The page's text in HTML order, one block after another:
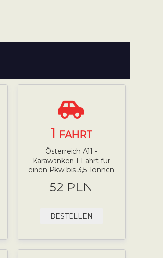
1 FAHRT
Österreich A11 -
Karawanken 1 Fahrt für
einen Pkw bis 3,5 Tonnen
52 PLN
BESTELLEN